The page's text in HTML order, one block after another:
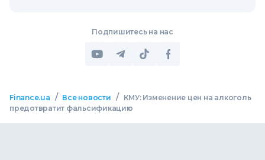
Подпишитесь на нас
Finance.ua / Все новости /
КМУ: Изменение цен на алкоголь
предотвратит фальсификацию